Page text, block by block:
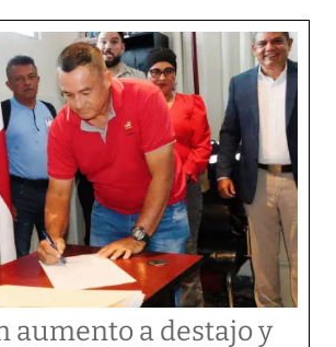
aumento a destajo y